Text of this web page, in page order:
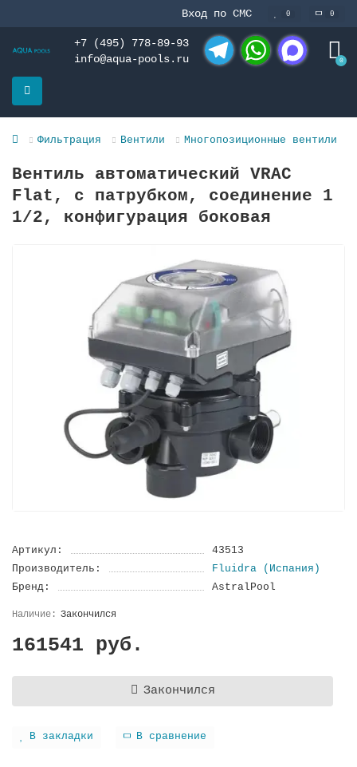
Вход по СМС 0 0
+7 (495) 778-89-93
info@aqua-pools.ru
0
Фильтрация Вентили Многопозиционные вентили
Вентиль автоматический VRAC
Flat, с патрубком, соединение 1
1/2, конфигурация боковая
Артикул:
43513
Производитель:
Fluidra (Испания)
Бренд:
AstralPool
Закончился
161541 руб.
Закончился
В закладки В сравнение